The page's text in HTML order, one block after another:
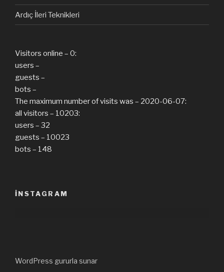
Ardıç İleri Teknikleri
Visitors online – 0:
users –
guests –
bots –
The maximum number of visits was – 2020-06-07:
all visitors – 10203:
users – 32
guests – 10023
bots – 148
INSTAGRAM
WordPress gururla sunar